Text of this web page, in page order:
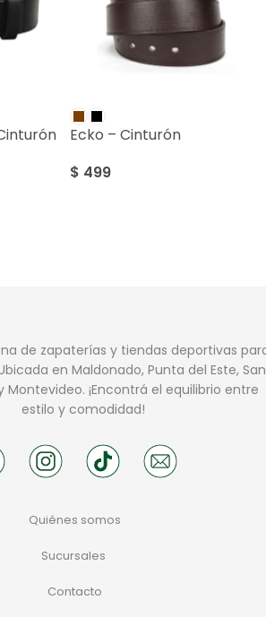
Ecko – Cinturón
$ 499
de zapaterías y tiendas deportivas
en Maldonado, Punta del Este, San
Montevideo. ¡Encontrá el equilibrio entre
estilo y comodidad!
Quiénes somos
Sucursales
Contacto